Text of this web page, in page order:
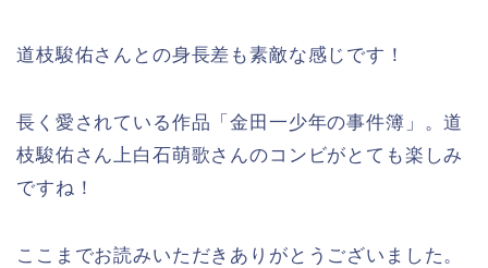
道枝駿佑さんとの身長差も素敵な感じです！
長く愛されている作品「金田一少年の事件簿」。道
枝駿佑さん上白石萌歌さんのコンビがとても楽しみ
ですね！
ここまでお読みいただきありがとうございました。